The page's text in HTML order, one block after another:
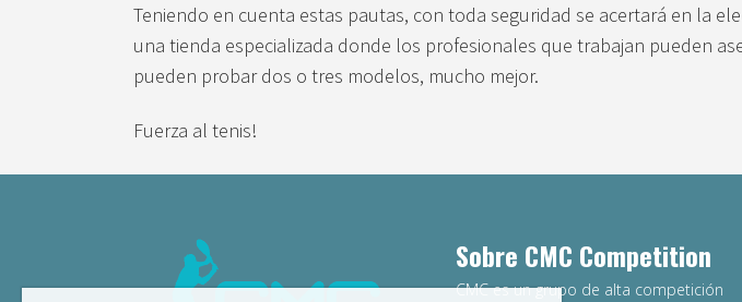
Teniendo en cuenta estas pautas, con toda seguridad se acertará en la
una tienda especializada donde los profesionales que trabajan pueden
pueden probar dos o tres modelos, mucho mejor.
Fuerza al tenis!
Sobre CMC Competition
CMC es un grupo de alta competición